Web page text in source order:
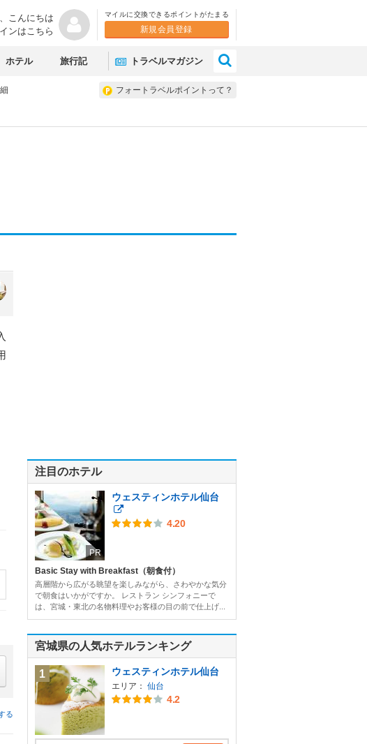
こんにちは
ンはこちら
マイルに交換できるポイントがたまる
新規会員登録
ホテル 旅行記 トラベルマガジン
フォートラベルポイントって？
る
注目のホテル
PR
ウェスティンホテル仙台
4.20
Basic Stay with Breakfast（朝食付）
高層階から広がる眺望を楽しみながら、さわやかな気分
で朝食はいかがですか。 レストラン シンフォニーで
は、宮城・東北の名物料理やお客様の目の前で仕上げ...
宮城県の人気ホテルランキング
1 ウェスティンホテル仙台
エリア： 仙台
4.2